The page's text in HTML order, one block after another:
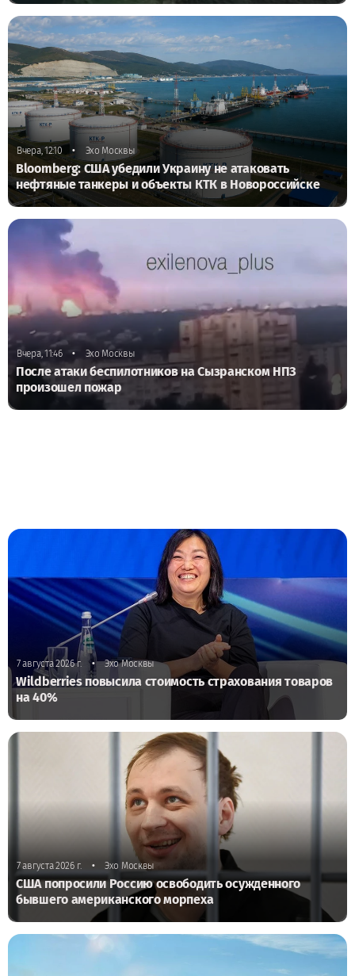
Вчера, 12:10 • Эхо Москвы
Bloomberg: США убедили Украину не атаковать
нефтяные танкеры и объекты КТК в Новороссийске
Вчера, 11:46 • Эхо Москвы
После атаки беспилотников на Сызранском НПЗ
произошел пожар
7 августа 2026 г. • Эхо Москвы
Wildberries повысила стоимость страхования товаров
на 40%
7 августа 2026 г. • Эхо Москвы
США попросили Россию освободить осужденного
бывшего американского морпеха